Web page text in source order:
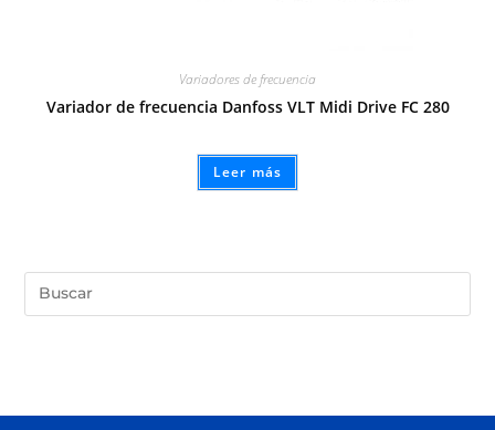
Variadores de frecuencia
Variador de frecuencia Danfoss VLT Midi Drive FC 280
Leer más